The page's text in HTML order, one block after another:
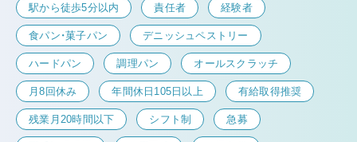
駅から徒歩5分以内 責任者 経験者
食パン・菓子パン デニッシュペストリー
ハードパン 調理パン オールスクラッチ
月8回休み 年間休日105日以上 有給取得推奨
残業月20時間以下 シフト制 急募